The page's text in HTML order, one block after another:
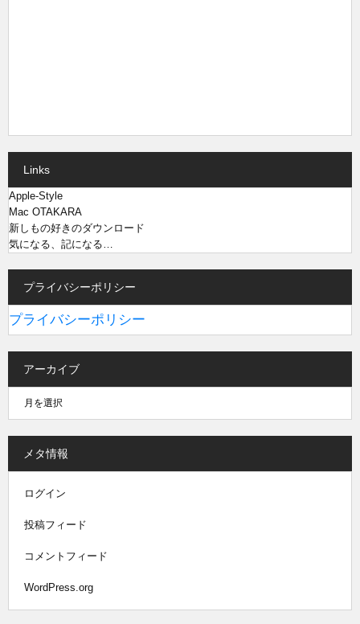
Links
Apple-Style
Mac OTAKARA
新しもの好きのダウンロード
気になる、記になる…
プライバシーポリシー
プライバシーポリシー
アーカイブ
メタ情報
ログイン
投稿フィード
コメントフィード
WordPress.org